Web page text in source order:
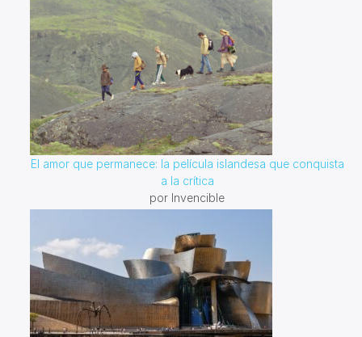
El amor que permanece: la película islandesa que conquista
a la crítica
por Invencible